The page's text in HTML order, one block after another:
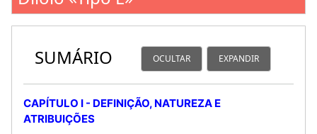
SUMÁRIO OCULTAR EXPANDIR
CAPÍTULO I - DEFINIÇÃO, NATUREZA E
ATRIBUIÇÕES